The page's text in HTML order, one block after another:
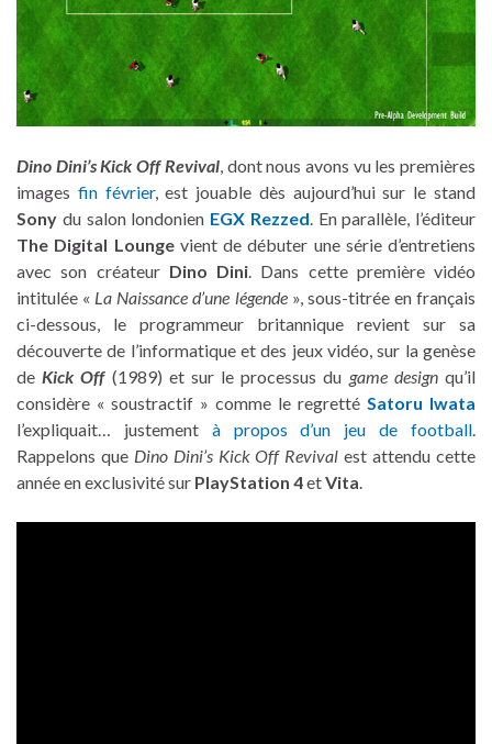
Dino Dini’s Kick Off Revival, dont nous avons vu les premières
images fin février, est jouable dès aujourd’hui sur le stand
Sony du salon londonien EGX Rezzed. En parallèle, l’éditeur
The Digital Lounge vient de débuter une série d’entretiens
avec son créateur Dino Dini. Dans cette première vidéo
intitulée « La Naissance d’une légende», sous-titrée en français
ci-dessous, le programmeur britannique revient sur sa
découverte de l’informatique et des jeux vidéo, sur la genèse
deKick Off(1989) et sur le processus du game designqu’il
considère « soustractif » comme le regretté Satoru Iwata
l’expliquait… justement à propos d’un jeu de football.
Rappelons que Dino Dini’s Kick Off Revival est attendu cette
année en exclusivité sur PlayStation 4etVita.